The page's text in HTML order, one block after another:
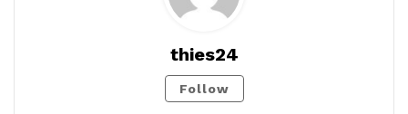
thies24
Follow